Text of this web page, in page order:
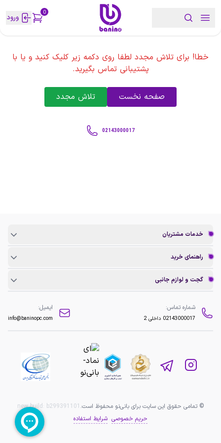
0 ورود
خطا! برای تلاش مجدد لطفا روی دکمه زیر کلیک کنید و یا با
پشتیبانی تماس بگیرید.
صفحه نخست تلاش مجدد
02143000017
خدمات مشتریان
راهنمای خرید
گجت و لوازم جانبی
شماره تماس:
02143000017 داخلی 2
ایمیل:
info@baninopc.com
© تمامی حقوق این سایت برای بانی‌نو محفوظ است. new build: b299391101
حریم خصوصی شرایط استفاده